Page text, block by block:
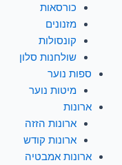
כורסאות
מזנונים
קונסולות
שולחנות סלון
ספות נוער
מיטות נוער
ארונות
ארונות הזזה
ארונות קודש
ארונות אמבטיה